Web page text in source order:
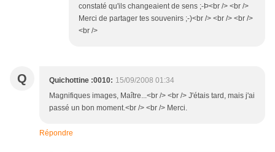
constaté qu'ils changeaient de sens ;-Þ<br /> <br />
Merci de partager tes souvenirs ;-)<br /> <br /> <br />
<br />
Q Quichottine :0010: 15/09/2008 01:34
Magnifiques images, Maître...<br /> <br /> J'étais tard, mais j'ai
passé un bon moment.<br /> <br /> Merci.
Répondre